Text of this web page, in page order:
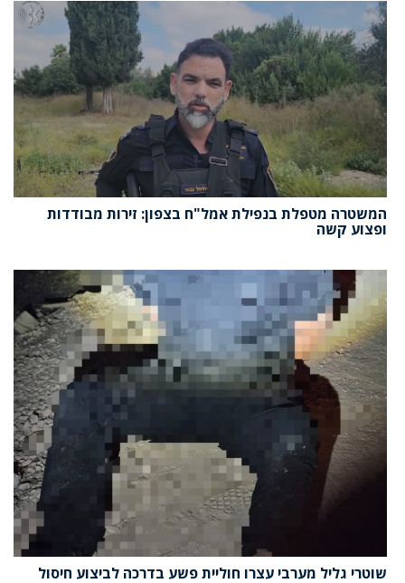
המשטרה מטפלת בנפילת אמל"ח בצפון: זירות מבודדות
ופצוע קשה
שוטרי גליל מערבי עצרו חוליית פשע בדרכה לביצוע חיסול